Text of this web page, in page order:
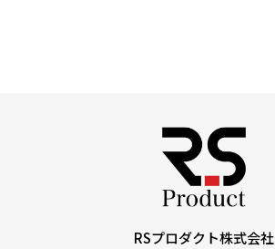
RSプロダクト株式会社